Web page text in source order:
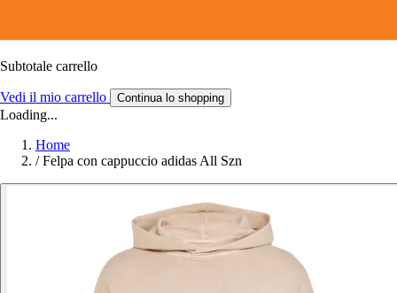
Subtotale carrello
Vedi il mio carrello Continua lo shopping
Loading...
Home
/ Felpa con cappuccio adidas All Szn